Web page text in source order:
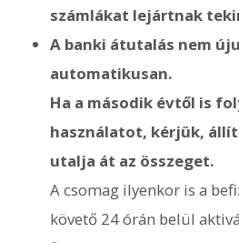
számlákat lejártnak
A banki átutalás nem
automatikusan.
Ha a második évtől is
használatot, kérjük,
utalja át az összeget.
A csomag ilyenkor is a
követő 24 órán belül